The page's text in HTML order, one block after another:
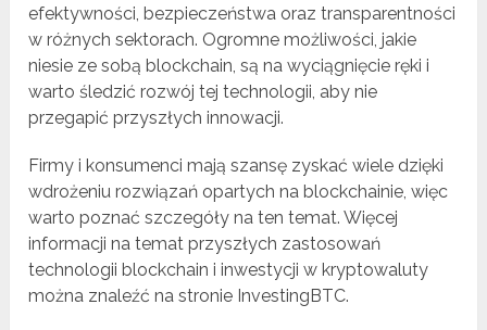
efektywności, bezpieczeństwa oraz transparentności
w różnych sektorach. Ogromne możliwości, jakie
niesie ze sobą blockchain, są na wyciągnięcie ręki i
warto śledzić rozwój tej technologii, aby nie
przegapić przyszłych innowacji.
Firmy i konsumenci mają szansę zyskać wiele dzięki
wdrożeniu rozwiązań opartych na blockchainie, więc
warto poznać szczegóły na ten temat. Więcej
informacji na temat przyszłych zastosowań
technologii blockchain i inwestycji w kryptowaluty
można znaleźć na stronie InvestingBTC.